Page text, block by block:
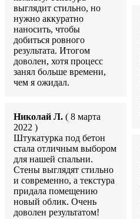
выглядит стильно, но
нужно аккуратно
наносить, чтобы
добиться ровного
результата. Итогом
доволен, хотя процесс
занял больше времени,
чем я ожидал.
Николай Л. ( 8 марта
2022 )
Штукатурка под бетон
стала отличным выбором
для нашей спальни.
Стены выглядят стильно
и современно, а текстура
придала помещению
новый облик. Очень
доволен результатом!